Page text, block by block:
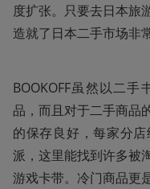
度扩张。只要去日本旅
造就了日本二手市场非
BOOKOFF虽然以二
品，而且对于二手商品
的保存良好，每家分
派，这里能找到许多被
游戏卡带。冷门商品更